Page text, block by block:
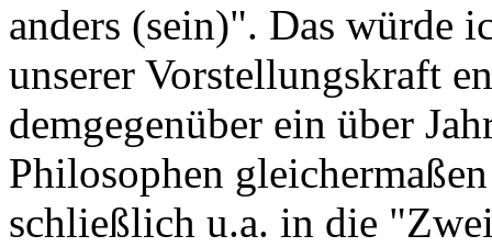
anders (sein)". Das würde
unserer Vorstellungskraft
demgegenüber ein über
Philosophen
schließlich u.a. in die